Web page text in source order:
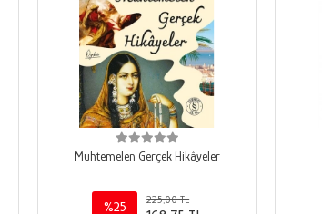
Muhtemelen Gerçek Hikâyeler
%25
225,00 TL